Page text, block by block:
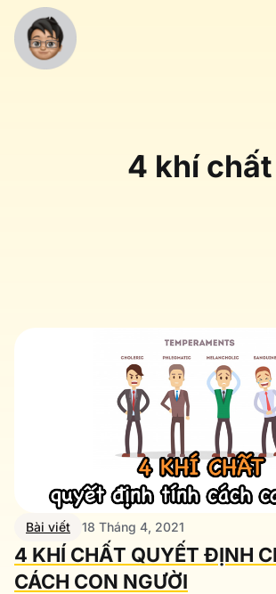
4 khí chất
Bài viết 18 Tháng 4, 2021
4 KHÍ CHẤT QUYẾT ĐỊNH
CÁCH CON NGƯỜI